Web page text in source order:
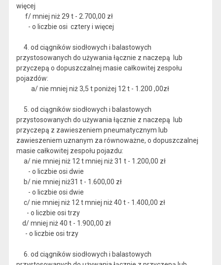
więcej
f/ mniej niż 29 t - 2.700,00 zł
- o liczbie osi cztery i więcej
4. od ciągników siodłowych i balastowych
przystosowanych do używania łącznie z naczepą lub
przyczepą o dopuszczalnej masie całkowitej zespołu
pojazdów:
a/ nie mniej niż 3,5 t poniżej 12 t - 1.200 ,00zł
5. od ciągników siodłowych i balastowych
przystosowanych do używania łącznie z naczepą lub
przyczepą z zawieszeniem pneumatycznym lub
zawieszeniem uznanym za równoważne, o dopuszczalnej
masie całkowitej zespołu pojazdu:
a/ nie mniej niż 12 t mniej niż 31 t - 1.200,00 zł
- o liczbie osi dwie
b/ nie mniej niż31 t - 1.600,00 zł
- o liczbie osi dwie
c/ nie mniej niż 12 t mniej niż 40 t - 1.400,00 zł
- o liczbie osi trzy
d/ mniej niż 40 t - 1.900,00 zł
- o liczbie osi trzy
6. od ciągników siodłowych i balastowych